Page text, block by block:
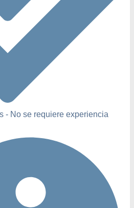
- No se requiere experiencia